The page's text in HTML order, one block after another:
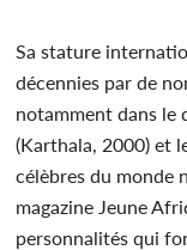
Sa stature
décennies par de
notamment dans le
(Karthala, 2000) et
célèbres du monde
magazine Jeune
personnalités qui